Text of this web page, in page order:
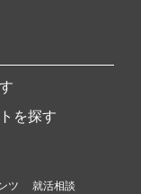
を探す
ツ
就活相談